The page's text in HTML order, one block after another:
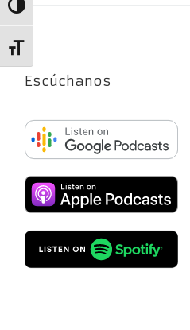
Alternar alto contraste
Alternar tamaño de letra
Escúchanos